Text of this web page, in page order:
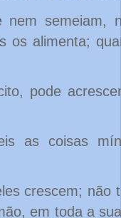
nem semeiam,
os alimenta;
pode
as coisas
crescem; não
em toda a